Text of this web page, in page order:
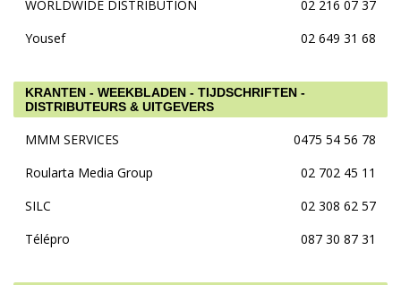
WORLDWIDE DISTRIBUTION
02 216 07 37
Yousef
02 649 31 68
KRANTEN - WEEKBLADEN - TIJDSCHRIFTEN -
DISTRIBUTEURS & UITGEVERS
MMM SERVICES
0475 54 56 78
Roularta Media Group
02 702 45 11
SILC
02 308 62 57
Télépro
087 30 87 31